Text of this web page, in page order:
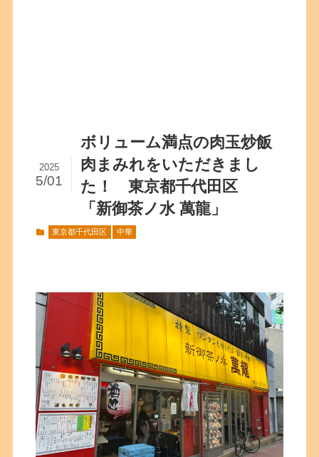
ボリューム満点の肉玉炒飯
肉まみれをいただきまし
た！ 東京都千代田区
「新御茶ノ水 萬龍」
2025
5/01
東京都千代田区 中華